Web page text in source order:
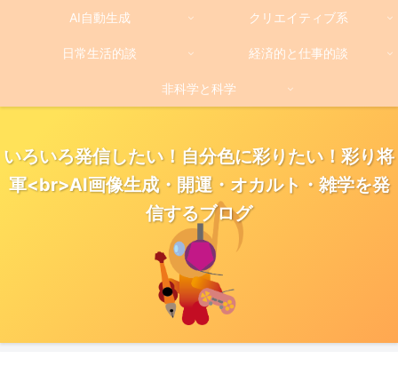
いろいろ発信したい！自分色に彩りたい！彩り将
軍<br>AI画像生成・開運・オカルト・雑学を発
信するブログ
AI自動生成 クリエイティブ系
日常生活的談 経済的と仕事的談
非科学と科学